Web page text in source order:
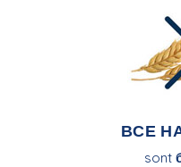
ВСЕ
sont